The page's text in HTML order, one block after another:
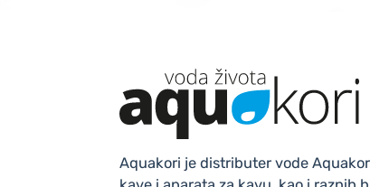
Aquakori je distributer vode